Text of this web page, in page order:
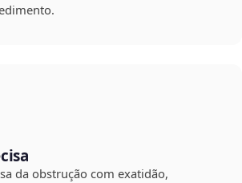
da obstrução com exatidão,